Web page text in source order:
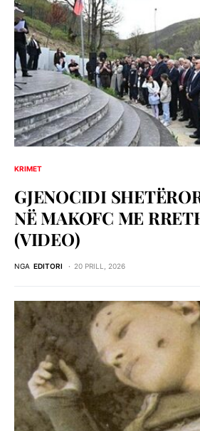
KRIMET
GJENOCIDI
NЁ MAKOFC ME
(VIDEO)
NGA EDITORI 20 PRILL, 2026